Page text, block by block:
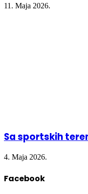
11. Maja 2026.
Sa sportskih
4. Maja 2026.
Facebook